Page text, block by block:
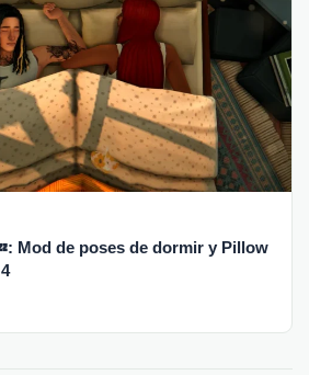
Mod de poses de dormir y Pillow